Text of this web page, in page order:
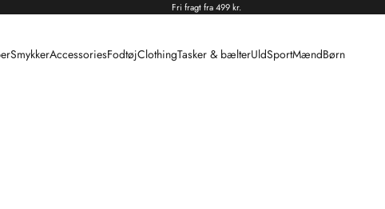
Fri fragt fra 499 kr.
SmykkerAccessoriesFodtøjClothingTasker & bælterUldSportMændBørn